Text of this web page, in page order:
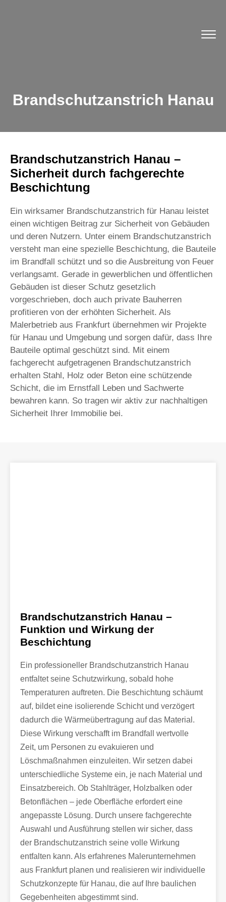
Brandschutzanstrich Hanau
Brandschutzanstrich Hanau –
Sicherheit durch fachgerechte
Beschichtung
Ein wirksamer Brandschutzanstrich für Hanau leistet
einen wichtigen Beitrag zur Sicherheit von Gebäuden
und deren Nutzern. Unter einem Brandschutzanstrich
versteht man eine spezielle Beschichtung, die Bauteile
im Brandfall schützt und so die Ausbreitung von Feuer
verlangsamt. Gerade in gewerblichen und öffentlichen
Gebäuden ist dieser Schutz gesetzlich
vorgeschrieben, doch auch private Bauherren
profitieren von der erhöhten Sicherheit. Als
Malerbetrieb aus Frankfurt übernehmen wir Projekte
für Hanau und Umgebung und sorgen dafür, dass Ihre
Bauteile optimal geschützt sind. Mit einem
fachgerecht aufgetragenen Brandschutzanstrich
erhalten Stahl, Holz oder Beton eine schützende
Schicht, die im Ernstfall Leben und Sachwerte
bewahren kann. So tragen wir aktiv zur nachhaltigen
Sicherheit Ihrer Immobilie bei.
Brandschutzanstrich Hanau –
Funktion und Wirkung der
Beschichtung
Ein professioneller Brandschutzanstrich Hanau
entfaltet seine Schutzwirkung, sobald hohe
Temperaturen auftreten. Die Beschichtung schäumt
auf, bildet eine isolierende Schicht und verzögert
dadurch die Wärmeübertragung auf das Material.
Diese Wirkung verschafft im Brandfall wertvolle
Zeit, um Personen zu evakuieren und
Löschmaßnahmen einzuleiten. Wir setzen dabei
unterschiedliche Systeme ein, je nach Material und
Einsatzbereich. Ob Stahlträger, Holzbalken oder
Betonflächen – jede Oberfläche erfordert eine
angepasste Lösung. Durch unsere fachgerechte
Auswahl und Ausführung stellen wir sicher, dass
der Brandschutzanstrich seine volle Wirkung
entfalten kann. Als erfahrenes Malerunternehmen
aus Frankfurt planen und realisieren wir individuelle
Schutzkonzepte für Hanau, die auf Ihre baulichen
Gegebenheiten abgestimmt sind.